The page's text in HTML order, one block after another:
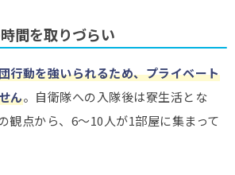
間を取りづらい
行動を強いられるため、プライベート
ん。自衛隊への入隊後は寮生活とな
観点から、6～10人が1部屋に集まって